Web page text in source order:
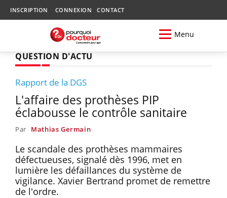
INSCRIPTION CONNEXION CONTACT
Menu
QUESTION D'ACTU
Rapport de la DGS
L'affaire des prothèses PIP
éclabousse le contrôle sanitaire
Par Mathias Germain
Le scandale des prothèses mammaires
défectueuses, signalé dès 1996, met en
lumière les défaillances du système de
vigilance. Xavier Bertrand promet de remettre
de l'ordre.